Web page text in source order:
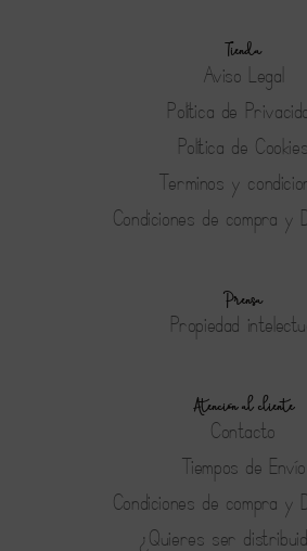
Tienda
Aviso Legal
Política de
Política de Cookies
Terminos y
Condiciones de compra y
Prensa
Propiedad
Atención al cliente
Contacto
Tiempos de Envío
Condiciones de compra y
¿Quieres ser